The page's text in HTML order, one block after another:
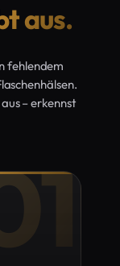
aus.
fehlendem
– erkennst